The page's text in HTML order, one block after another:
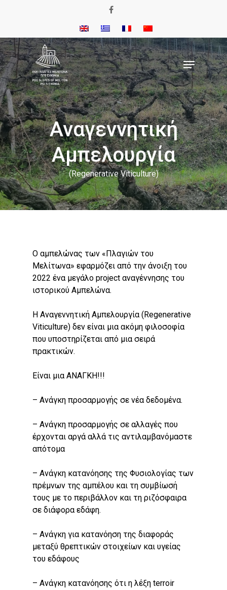
Αναγεννητική
Αμπελουργία
(Regenerative Viticulture)
Ο αμπελώνας των «Πλαγιών του
Μελίτωνα» εφαρμόζει από την άνοιξη του
2022 ένα μεγάλο project αναγέννησης του
ιστορικού Αμπελώνα.
H Αναγεννητική Αμπελουργία (Regenerative
Viticulture) δεν είναι μια ακόμη φιλοσοφία
που υποστηρίζεται από μια σειρά
πρακτικών.
Είναι μια ΑΝΑΓΚΗ!!!
– Ανάγκη προσαρμογής σε νέα δεδομένα.
– Ανάγκη προσαρμογής σε αλλαγές που
έρχονται αργά αλλά τις αντιλαμβανόμαστε
απότομα
– Ανάγκη κατανόησης της Φυσιολογίας των
πρέμνων της αμπέλου και τη συμβίωσή
τους με το περιβάλλον και τη ριζόσφαιρα
σε διάφορα εδάφη.
– Ανάγκη για κατανόηση της διαφοράς
μεταξύ θρεπτικών στοιχείων και υγείας
του εδάφους
– Ανάγκη κατανόησης ότι η λέξη terroir